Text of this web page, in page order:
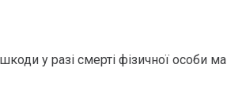
у разі смерті фізичної особи